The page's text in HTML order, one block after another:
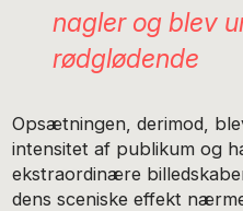
nagler og blev
rødglødende
Opsætningen, derimod,
intensitet af publikum og
ekstraordinære
dens sceniske effekt